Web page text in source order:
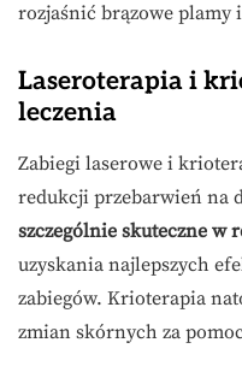
rozjaśnić brązowe
Laseroterapia i
leczenia
Zabiegi laserowe i
redukcji przebarwień na
szczególnie skuteczne w
uzyskania najlepszych
zabiegów. Krioterapia
zmian skórnych za